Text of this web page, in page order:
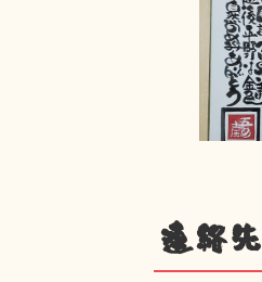
連絡先